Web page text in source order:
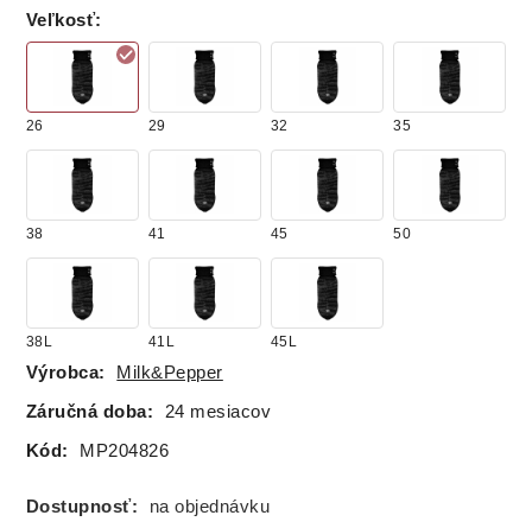
Veľkosť:
26 29 32 35
38 41 45 50
38L 41L 45L
Výrobca: Milk&Pepper
Záručná doba: 24 mesiacov
Kód: MP204826
Dostupnosť: na objednávku